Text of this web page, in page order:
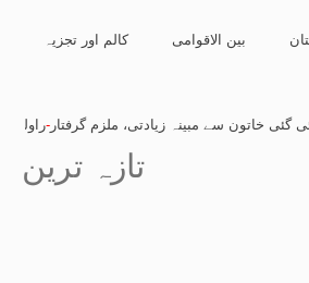
کالم اور تجزیہ بین الاقوامی
خاتون سے مبینہ زیادتی، ملزم گرفتار- راولپنڈی:
تازہ ترین